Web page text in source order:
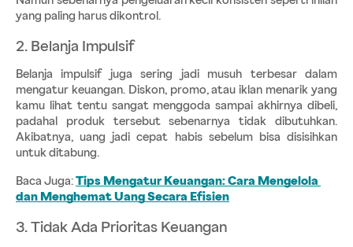
yang paling harus dikontrol.
2. Belanja Impulsif
Belanja impulsif juga sering jadi musuh terbesar dalam
mengatur keuangan. Diskon, promo, atau iklan menarik yang
kamu lihat tentu sangat menggoda sampai akhirnya dibeli,
padahal produk tersebut sebenarnya tidak dibutuhkan.
Akibatnya, uang jadi cepat habis sebelum bisa disisihkan
untuk ditabung.
Baca Juga:Tips Mengatur Keuangan: Cara Mengelola
dan Menghemat Uang Secara Efisien
3. Tidak Ada Prioritas Keuangan